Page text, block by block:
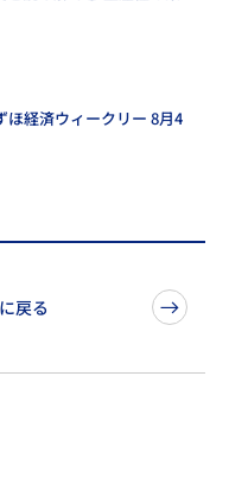
ほ経済ウィークリー 8月4
戻る